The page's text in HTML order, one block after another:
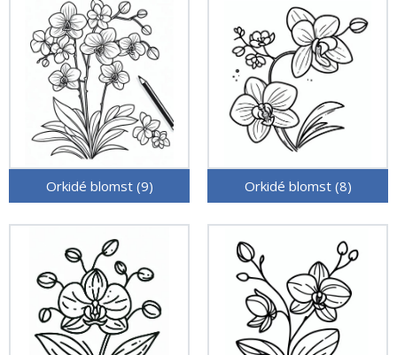
Orkidé blomst (9) Orkidé blomst (8)